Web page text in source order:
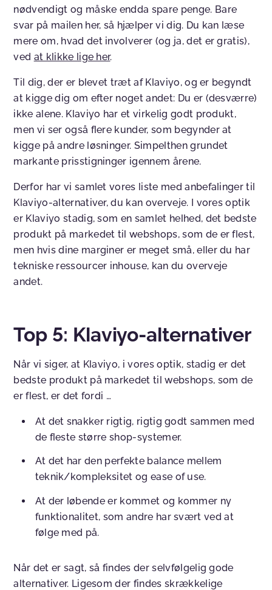
nødvendigt og måske endda spare penge. Bare
svar på mailen her, så hjælper vi dig. Du kan læse
mere om, hvad det involverer (og ja, det er gratis),
ved at klikke lige her.
Til dig, der er blevet træt af Klaviyo, og er begyndt
at kigge dig om efter noget andet: Du er (desværre)
ikke alene. Klaviyo har et virkelig godt produkt,
men vi ser også flere kunder, som begynder at
kigge på andre løsninger. Simpelthen grundet
markante prisstigninger igennem årene.
Derfor har vi samlet vores liste med anbefalinger til
Klaviyo-alternativer, du kan overveje. I vores optik
er Klaviyo stadig, som en samlet helhed, det bedste
produkt på markedet til webshops, som de er flest,
men hvis dine marginer er meget små, eller du har
tekniske ressourcer inhouse, kan du overveje
andet.
Top 5: Klaviyo-alternativer
Når vi siger, at Klaviyo, i vores optik, stadig er det
bedste produkt på markedet til webshops, som de
er flest, er det fordi …
At det snakker rigtig, rigtig godt sammen med
de fleste større shop-systemer.
At det har den perfekte balance mellem
teknik/kompleksitet og ease of use.
At der løbende er kommet og kommer ny
funktionalitet, som andre har svært ved at
følge med på.
Når det er sagt, så findes der selvfølgelig gode
alternativer. Ligesom der findes skrækkelige